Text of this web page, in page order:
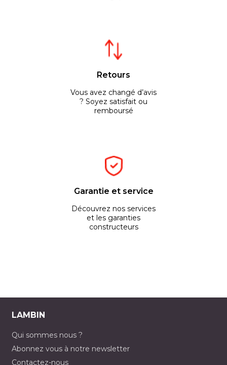
Retours
Vous avez changé d’avis
? Soyez satisfait ou
remboursé
Garantie et service
Découvrez nos services
et les garanties
constructeurs
LAMBIN
Qui sommes nous ?
Abonnez vous à notre newsletter
Contactez-nous